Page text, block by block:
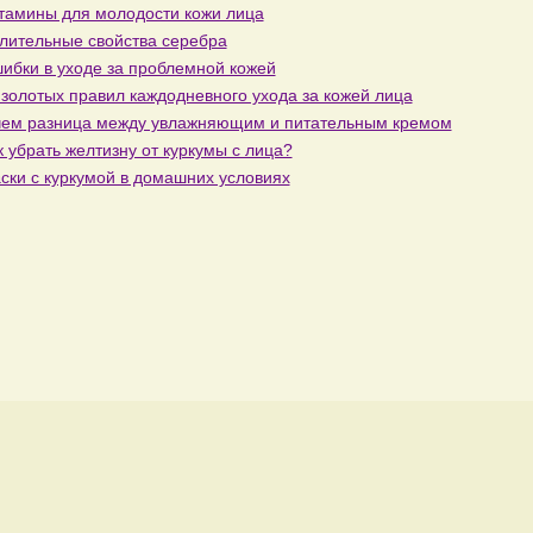
для молодости кожи лица
свойства серебра
в уходе за проблемной кожей
правил каждодневного ухода за кожей лица
разница между увлажняющим и питательным кремом
убрать желтизну от куркумы с лица?
с куркумой в домашних условиях